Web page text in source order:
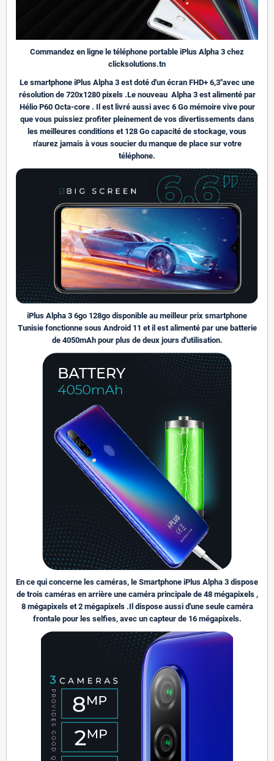
Commandez en ligne le téléphone portable iPlus Alpha 3 chez
clicksolutions.tn
Le smartphone iPlus Alpha 3 est doté d'un écran FHD+ 6,3"avec une
résolution de 720x1280 pixels .Le nouveau Alpha 3 est alimenté par
Hélio P60 Octa-core . Il est livré aussi avec 6 Go mémoire vive pour
que vous puissiez profiter pleinement de vos divertissements dans
les meilleures conditions et 128 Go capacité de stockage, vous
n'aurez jamais à vous soucier du manque de place sur votre
téléphone.
iPlus Alpha 3 6go 128go disponible au meilleur prix smartphone
Tunisie fonctionne sous Android 11 et il est alimenté par une batterie
de 4050mAh pour plus de deux jours d'utilisation.
En ce qui concerne les caméras, le Smartphone iPlus Alpha 3 dispose
de trois caméras en arrière une caméra principale de 48 mégapixels ,
8 mégapixels et 2 mégapixels .Il dispose aussi d'une seule caméra
frontale pour les selfies, avec un capteur de 16 mégapixels.